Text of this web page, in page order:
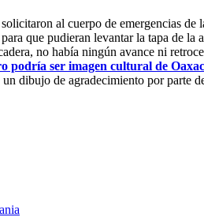
al cuerpo de emergencias
que pudieran levantar la tapa de
no había ningún avance ni
podría ser imagen cultural de
dibujo de agradecimiento por